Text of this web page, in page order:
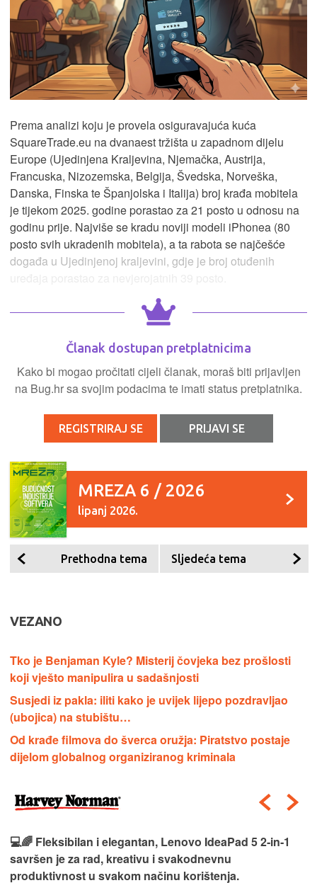
Prema analizi koju je provela osiguravajuća kuća
SquareTrade.eu na dvanaest tržišta u zapadnom dijelu
Europe (Ujedinjena Kraljevina, Njemačka, Austrija,
Francuska, Nizozemska, Belgija, Švedska, Norveška,
Danska, Finska te Španjolska i Italija) broj krađa mobitela
je tijekom 2025. godine porastao za 21 posto u odnosu na
godinu prije. Najviše se kradu noviji modeli iPhonea (80
posto svih ukradenih mobitela), a ta rabota se najčešće
događa u Ujedinjenoj kraljevini, gdje je broj otuđenih
Članak dostupan pretplatnicima
Kako bi mogao pročitati cijeli članak, moraš biti prijavljen
na Bug.hr sa svojim podacima te imati status pretplatnika.
REGISTRIRAJ SE PRIJAVI SE
MREZA 6 / 2026
lipanj 2026.
Prethodna tema Sljedeća tema
VEZANO
Tko je Benjaman Kyle? Misterij čovjeka bez prošlosti
koji vješto manipulira u sadašnjosti
Susjedi iz pakla: iliti kako je uvijek lijepo pozdravljao
(ubojica) na stubištu…
Od krađe filmova do šverca oružja: Piratstvo postaje
dijelom globalnog organiziranog kriminala
💻🌈 Fleksibilan i elegantan, Lenovo IdeaPad 5 2‑in‑1
savršen je za rad, kreativu i svakodnevnu
produktivnost u svakom načinu korištenja.